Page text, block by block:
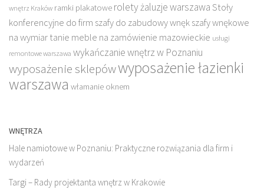
wnętrz Kraków ramki plakatowe rolety żaluzje warszawa Stoły
konferencyjne do firm szafy do zabudowy wnęk szafy wnękowe
na wymiar tanie meble na zamówienie mazowieckie usługi
remontowe warszawa wykańczanie wnętrz w Poznaniu
wyposażenie sklepówwyposażenie łazienki
warszawa włamanie oknem
WNĘTRZA
Hale namiotowe w Poznaniu: Praktyczne rozwiązania dla firm i
wydarzeń
Targi – Rady projektanta wnętrz w Krakowie